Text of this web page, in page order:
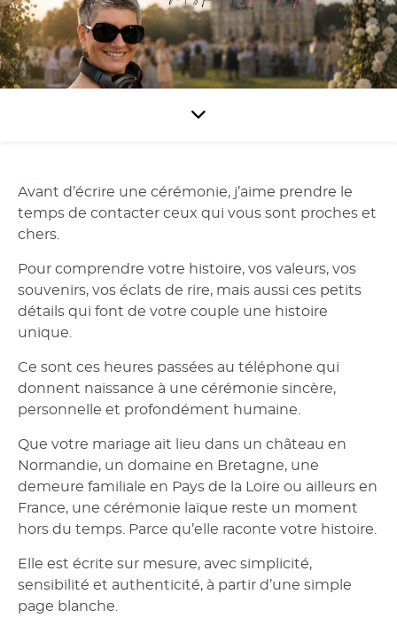
Avant d’écrire une cérémonie, j’aime prendre le
temps de contacter ceux qui vous sont proches et
chers.
Pour comprendre votre histoire, vos valeurs, vos
souvenirs, vos éclats de rire, mais aussi ces petits
détails qui font de votre couple une histoire
unique.
Ce sont ces heures passées au téléphone qui
donnent naissance à une cérémonie sincère,
personnelle et profondément humaine.
Que votre mariage ait lieu dans un château en
Normandie, un domaine en Bretagne, une
demeure familiale en Pays de la Loire ou ailleurs en
France, une cérémonie laïque reste un moment
hors du temps. Parce qu’elle raconte votre histoire.
Elle est écrite sur mesure, avec simplicité,
sensibilité et authenticité, à partir d’une simple
page blanche.